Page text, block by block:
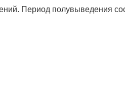
Период полувыведения